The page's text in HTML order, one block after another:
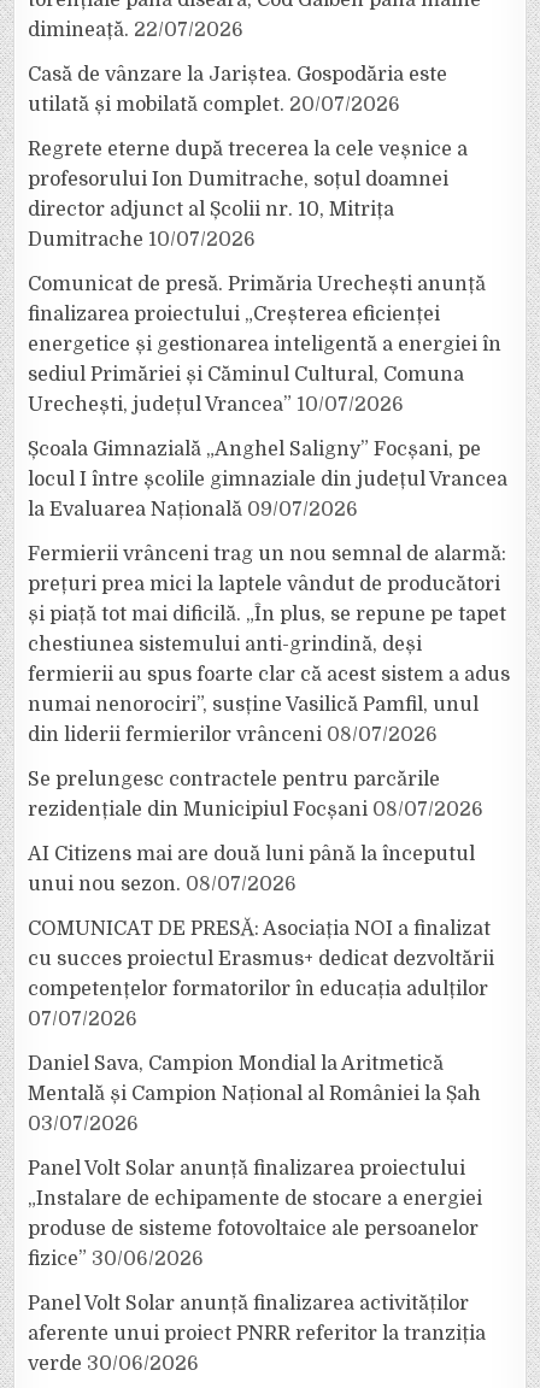
dimineață. 22/07/2026
Casă de vânzare la Jariștea. Gospodăria este
utilată și mobilată complet. 20/07/2026
Regrete eterne după trecerea la cele veșnice a
profesorului Ion Dumitrache, soțul doamnei
director adjunct al Școlii nr. 10, Mitrița
Dumitrache 10/07/2026
Comunicat de presă. Primăria Urechești anunță
finalizarea proiectului „Creșterea eficienței
energetice și gestionarea inteligentă a energiei în
sediul Primăriei și Căminul Cultural, Comuna
Urechești, județul Vrancea” 10/07/2026
Școala Gimnazială „Anghel Saligny” Focșani, pe
locul I între școlile gimnaziale din județul Vrancea
la Evaluarea Națională 09/07/2026
Fermierii vrânceni trag un nou semnal de alarmă:
prețuri prea mici la laptele vândut de producători
și piață tot mai dificilă. „În plus, se repune pe tapet
chestiunea sistemului anti-grindină, deși
fermierii au spus foarte clar că acest sistem a adus
numai nenorociri”, susține Vasilică Pamfil, unul
din liderii fermierilor vrânceni 08/07/2026
Se prelungesc contractele pentru parcările
rezidențiale din Municipiul Focșani 08/07/2026
AI Citizens mai are două luni până la începutul
unui nou sezon. 08/07/2026
COMUNICAT DE PRESĂ: Asociația NOI a finalizat
cu succes proiectul Erasmus+ dedicat dezvoltării
competențelor formatorilor în educația adulților
07/07/2026
Daniel Sava, Campion Mondial la Aritmetică
Mentală și Campion Național al României la Șah
03/07/2026
Panel Volt Solar anunță finalizarea proiectului
„Instalare de echipamente de stocare a energiei
produse de sisteme fotovoltaice ale persoanelor
fizice” 30/06/2026
Panel Volt Solar anunță finalizarea activităților
aferente unui proiect PNRR referitor la tranziția
verde 30/06/2026